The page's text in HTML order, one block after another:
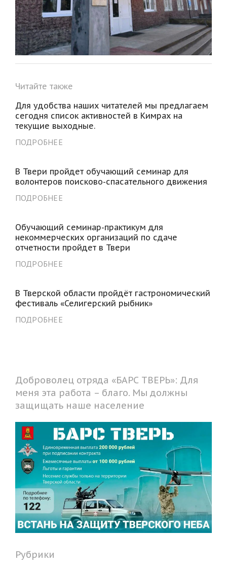
Читайте также
Для удобства наших читателей мы предлагаем
сегодня список активностей в Кимрах на
текущие выходные.
ПОДРОБНЕЕ
В Твери пройдет обучающий семинар для
волонтеров поисково-спасательного движения
ПОДРОБНЕЕ
Обучающий семинар-практикум для
некоммерческих организаций по сдаче
отчетности пройдет в Твери
ПОДРОБНЕЕ
В Тверской области пройдёт гастрономический
фестиваль «Селигерский рыбник»
ПОДРОБНЕЕ
Доброволец отряда «БАРС ТВЕРЬ»: Для
меня эта работа – благо. Мы должны
защищать наше население
Рубрики